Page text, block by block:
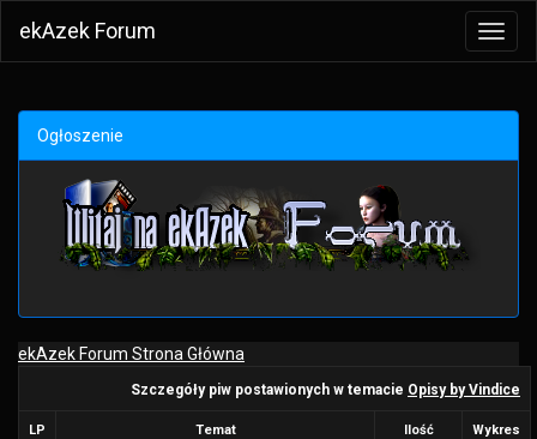
ekAzek Forum
Ogłoszenie
ekAzek Forum Strona Główna
Szczegóły piw postawionych w temacie Opisy by Vindice
LP Temat Ilość Wykres